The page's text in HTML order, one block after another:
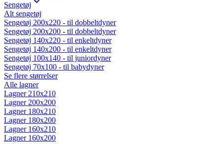
Sengetøj
Alt sengetøj
Sengetøj 200x220 - til dobbeltdyner
Sengetøj 200x200 - til dobbeltdyner
Sengetøj 140x220 - til enkeltdyner
Sengetøj 140x200 - til enkeltdyner
Sengetøj 100x140 - til juniordyner
Sengetøj 70x100 - til babydyner
Se flere størrelser
Alle lagner
Lagner 210x210
Lagner 200x200
Lagner 180x210
Lagner 180x200
Lagner 160x210
Lagner 160x200